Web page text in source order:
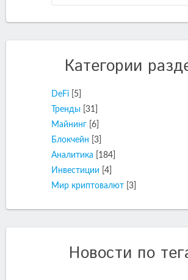
Категории
DeFi
[5]
Тренды [31]
Майнинг [6]
Блокчейн
[3]
Аналитика
[184]
Инвестиции
[4]
Мир криптовалют [3]
Новости по